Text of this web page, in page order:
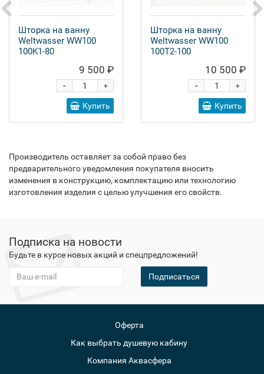
Шторка на ванну
Weltwasser WW100
100K1-80
9 500 ₽
+
-
Купить
Шторка на ванну
Weltwasser WW100
100T2-100
10 500 ₽
+
-
Купить
Производитель оставляет за собой право без
предварительного уведомления покупателя вносить
изменения в конструкцию, комплектацию или технологию
изготовления изделия с целью улучшения его свойств.
Подписка на новости
Будьте в курсе новых акций и спецпредложений!
Подписаться
Оферта
Как выбрать душевую кабину
Компания Аквасфера